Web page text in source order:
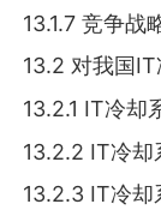
13.1.7 竞争战
13.2 对我国
13.2.1 IT冷却
13.2.2 IT冷却
13.2.3 IT冷却